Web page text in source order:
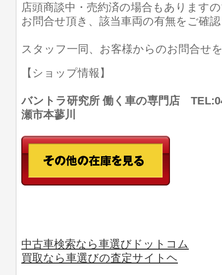
店頭商談中・売約済の場合もあります
お問合せ頂き、該当車両の有無をご確
スタッフ一同、お客様からのお問合せ
【ショップ情報】
バントラ研究所 働く車の専門店
瀬市本蓼川
中古車検索なら車選びドットコム
買取なら車選びの査定サイトヘ